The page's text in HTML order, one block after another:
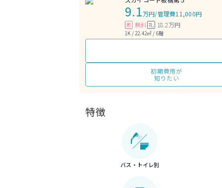
9.1万円/管理費11,000円
敷 無料 礼 18.2万円
1K / 22.42㎡ / 6階
初期費用が
知りたい
特徴
バス・トイレ別